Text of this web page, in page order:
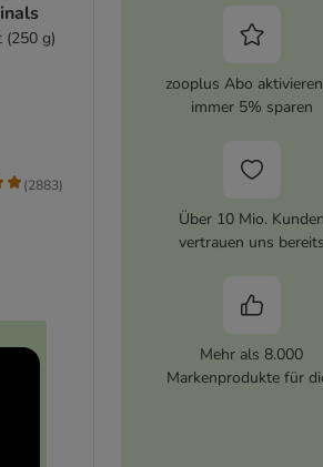
(250 g)
(2883)
zooplus Abo
immer 5% sparen
Über 10 Mio. Kunden
vertrauen uns bereits
Mehr als 8.000
Markenprodukte für